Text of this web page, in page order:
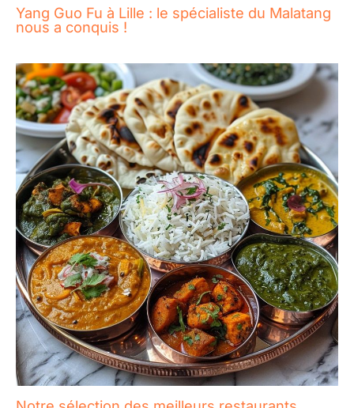
Yang Guo Fu à Lille : le spécialiste du Malatang
nous a conquis !